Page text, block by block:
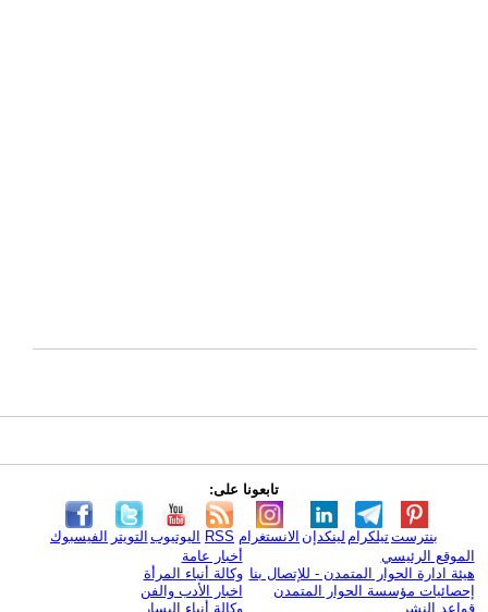
تابعونا على:
الفيسبوك التويتر اليوتيوب RSS الانستغرام لينكدإن تيلكرامبنترست
الموقع الرئيسي
هيئة ادارة الحوار المتمدن - للإتصال بنا
إحصائيات مؤسسة الحوار المتمدن
قواعد النشر
أخبار عامة
وكالة أنباء المرأة
اخبار الأدب والفن
وكالة أنباء اليسار